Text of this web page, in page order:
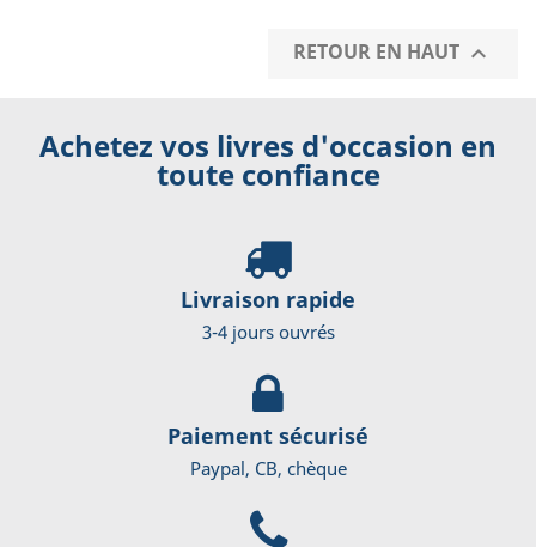
RETOUR EN HAUT 
Achetez vos livres d'occasion en
toute confiance
Livraison rapide
3-4 jours ouvrés
Paiement sécurisé
Paypal, CB, chèque